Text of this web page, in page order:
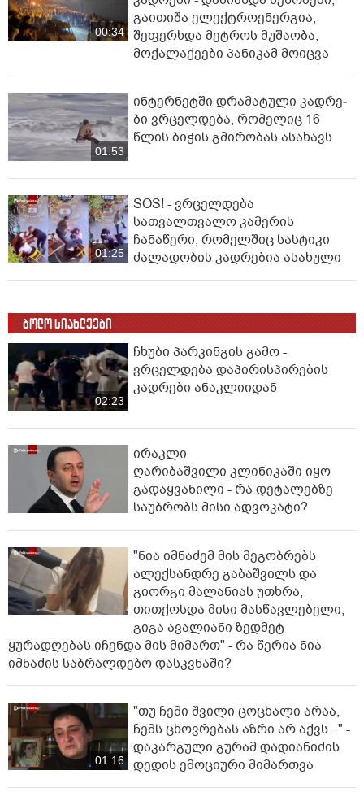
00:34
გაითიშა ელექტროენერგია,
შეფერხდა მეტროს მუშაობა,
მოქალაქეები პანიკამ მოიცვა
01:53
ინ­ტერ­ნეტ­ში დრა­მა­ტუ­ლი კად­რე­
ბი ვრცელდება, რომელიც 16
წლის ბიჭის გმირობას ასახავს
01:25
SOS! - ვრცელდება
სათვალთვალო კამერის
ჩანაწერი, რომელშიც სასტიკი
ძალადობის კადრებია ასახული
ბოლო სიახლეები
02:23
ჩხუბი პარკინგის გამო -
ვრცელდება დაპირისპირების
კადრები ანაკლიიდან
ირაკლი
ღარიბაშვილი კლინიკაში იყო
გადაყვანილი - რა დეტალებზე
საუბრობს მისი ადვოკატი?
"ნია იმნაძემ მის მეგობრებს
ალექსანდრე გაბაშვილს და
გიორგი მალანიას უთხრა,
თითქოსდა მისი მასწავლებელი,
გიგა ავალიანი ზედმეტ
ყურადღებას იჩენდა მის მიმართ" - რა წერია ნია
იმნაძის საბრალდებო დასკვნაში?
01:16
"თუ ჩემი შვილი ცოცხალი არაა,
ჩემს ცხოვრებას აზრი არ აქვს..." -
დაკარგული გურამ დადიანიძის
დედის ემოციური მიმართვა